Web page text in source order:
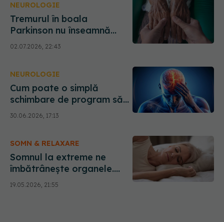
feminin
NEUROLOGIE
Tremurul în boala
Parkinson nu înseamnă
neapărat că boala este
mai gravă, arată un studiu
02.07.2026, 22:43
NEUROLOGIE
Cum poate o simplă
schimbare de program să
vindece creierul după un
30.06.2026, 17:13
SOMN & RELAXARE
Somnul la extreme ne
îmbătrânește organele.
Câte ore de odihnă sunt,
de fapt, prea puține sau
19.05.2026, 21:55